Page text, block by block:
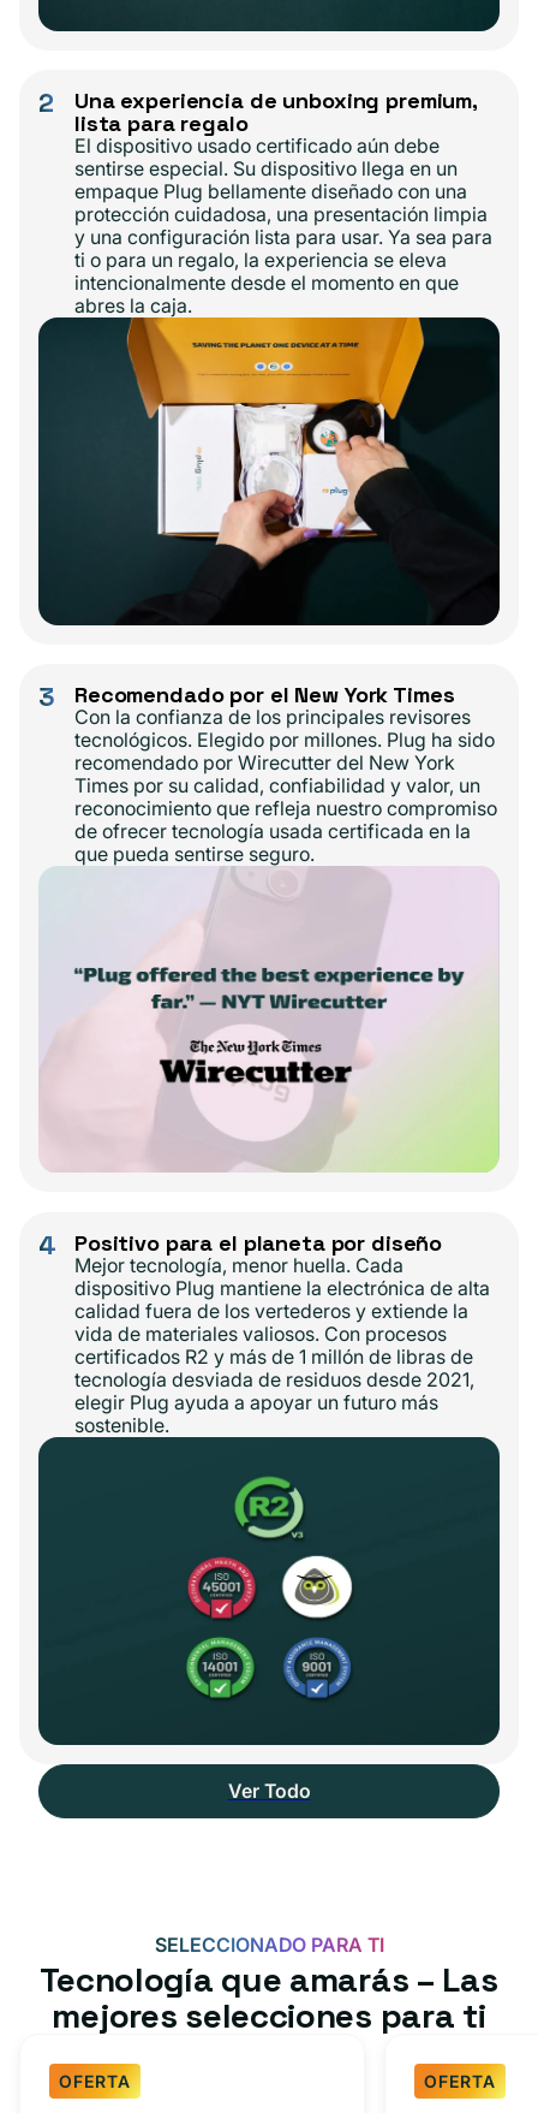
2
Una experiencia de unboxing premium,
lista para regalo
El dispositivo usado certificado aún debe
sentirse especial. Su dispositivo llega en un
empaque Plug bellamente diseñado con una
protección cuidadosa, una presentación limpia
y una configuración lista para usar. Ya sea para
ti o para un regalo, la experiencia se eleva
intencionalmente desde el momento en que
abres la caja.
3 Recomendado por el New York Times
Con la confianza de los principales revisores
tecnológicos. Elegido por millones. Plug ha sido
recomendado por Wirecutter del New York
Times por su calidad, confiabilidad y valor, un
reconocimiento que refleja nuestro compromiso
de ofrecer tecnología usada certificada en la
que pueda sentirse seguro.
4 Positivo para el planeta por diseño
Mejor tecnología, menor huella. Cada
dispositivo Plug mantiene la electrónica de alta
calidad fuera de los vertederos y extiende la
vida de materiales valiosos. Con procesos
certificados R2 y más de 1 millón de libras de
tecnología desviada de residuos desde 2021,
elegir Plug ayuda a apoyar un futuro más
sostenible.
Ver Todo
SELECCIONADO PARA TI
Tecnología que amarás – Las
mejores selecciones para ti
OFERTA OFERTA